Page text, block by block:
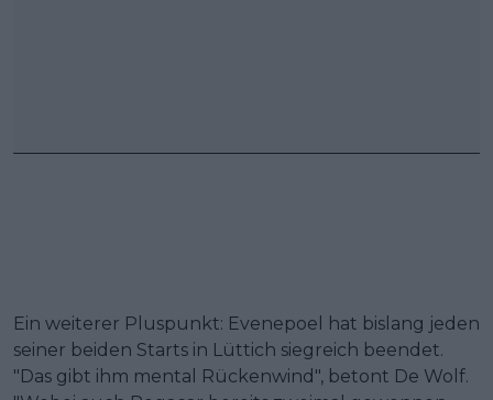
Ein weiterer Pluspunkt: Evenepoel hat bislang jeden
seiner beiden Starts in Lüttich siegreich beendet.
"Das gibt ihm mental Rückenwind", betont De Wolf.